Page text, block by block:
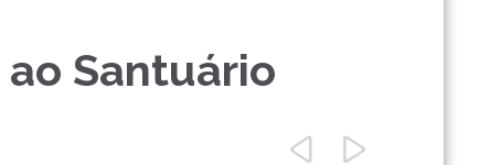
Santuário
 